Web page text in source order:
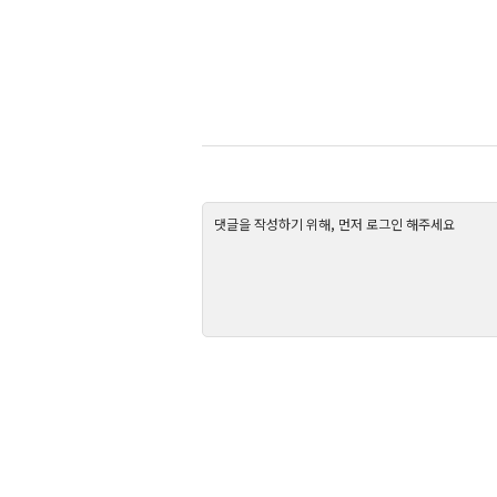
댓글을 작성하기 위해, 먼저 로그인 해주세요